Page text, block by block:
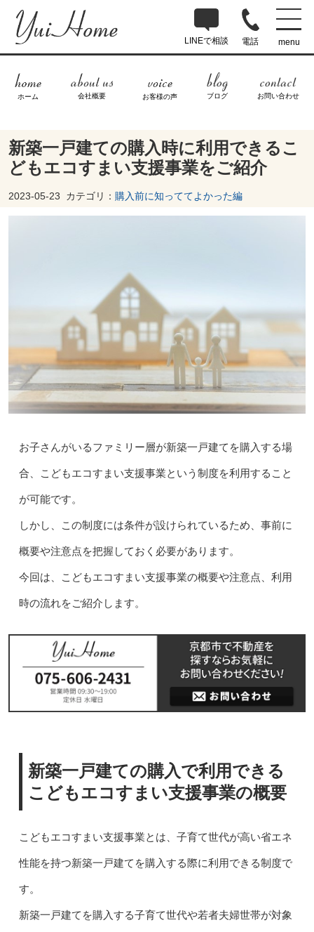
LINEで相談 電話 menu
ホーム 会社概要 お客様の声 ブログ お問い合わせ
新築一戸建ての購入時に利用できるこ
どもエコすまい支援事業をご紹介
2023-05-23 カテゴリ： 購入前に知っててよかった編
お子さんがいるファミリー層が新築一戸建てを購入する場
合、こどもエコすまい支援事業という制度を利用すること
が可能です。
しかし、この制度には条件が設けられているため、事前に
概要や注意点を把握しておく必要があります。
今回は、こどもエコすまい支援事業の概要や注意点、利用
時の流れをご紹介します。
新築一戸建ての購入で利用できる
こどもエコすまい支援事業の概要
こどもエコすまい支援事業とは、子育て世代が高い省エネ
性能を持つ新築一戸建てを購入する際に利用できる制度で
す。
新築一戸建てを購入する子育て世代や若者夫婦世帯が対象